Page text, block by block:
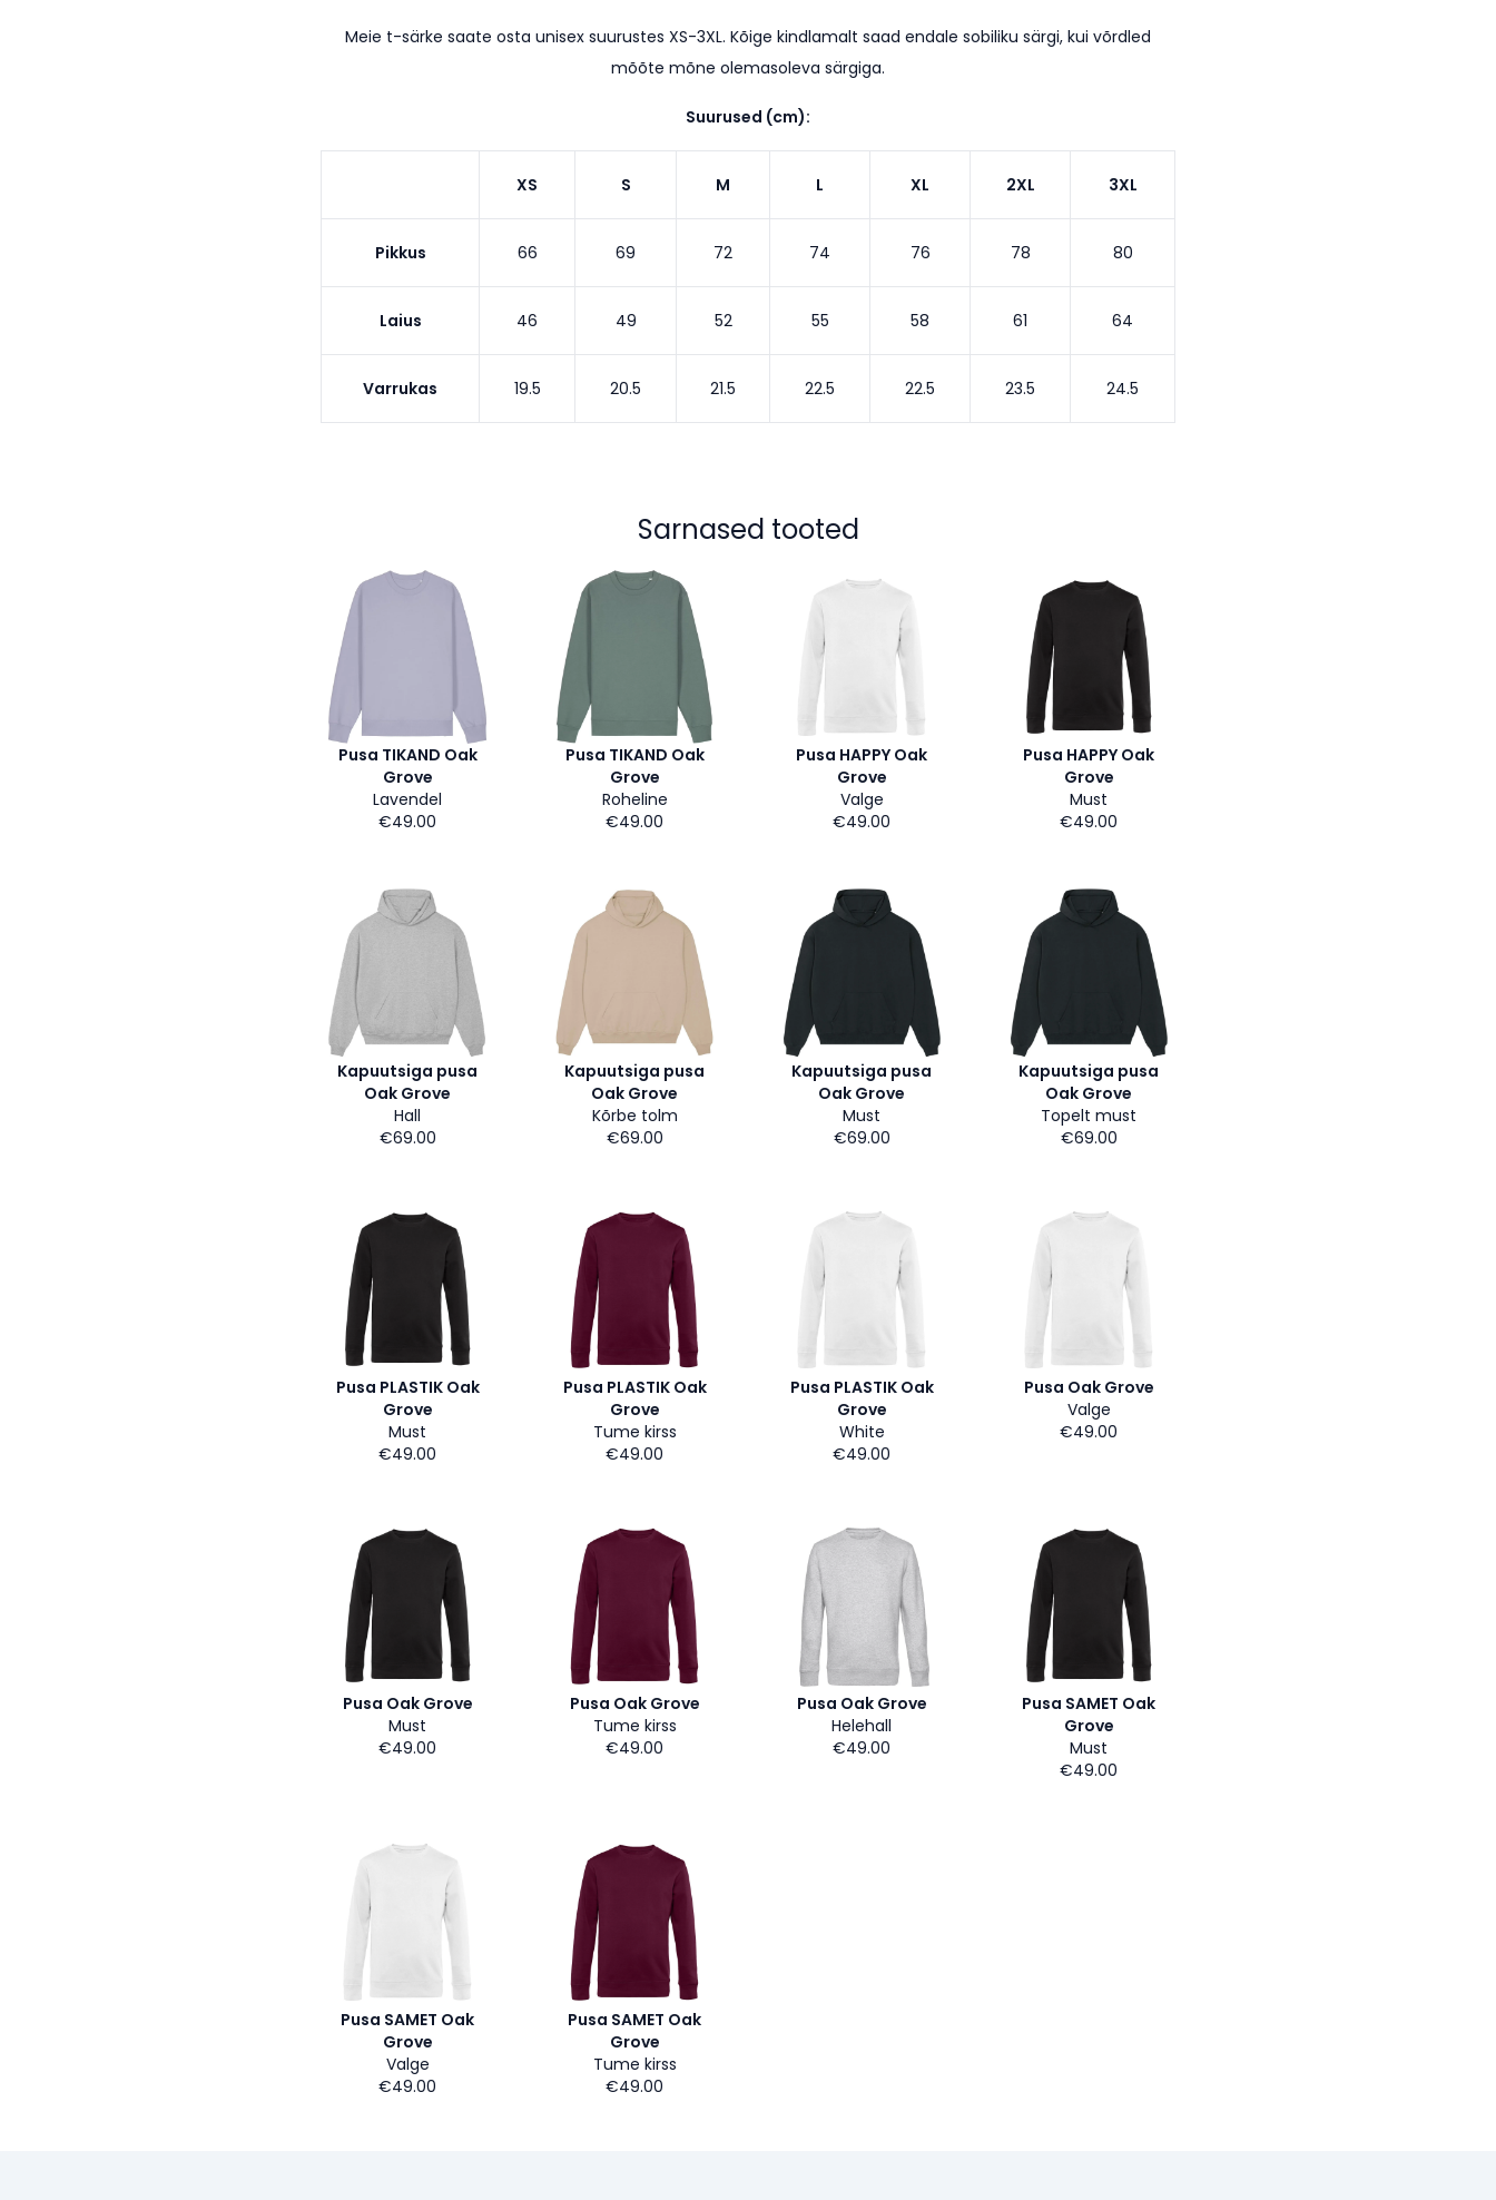
Meie t-särke saate osta unisex suurustes XS-3XL. Kõige kindlamalt saad endale sobiliku särgi, kui võrdled
mõõte mõne olemasoleva särgiga.
Suurused (cm):
XS S M L XL 2XL 3XL
Pikkus 66 69 72 74 76 78 80
Laius 46 49 52 55 58 61 64
Varrukas 19.5 20.5 21.5 22.5 22.5 23.5 24.5
Sarnased tooted
Pusa TIKAND Oak
Grove
Lavendel
€49.00
Pusa TIKAND Oak
Grove
Roheline
€49.00
Pusa HAPPY Oak
Grove
Valge
€49.00
Pusa HAPPY Oak
Grove
Must
€49.00
Kapuutsiga pusa
Oak Grove
Hall
€69.00
Kapuutsiga pusa
Oak Grove
Kõrbe tolm
€69.00
Kapuutsiga pusa
Oak Grove
Must
€69.00
Kapuutsiga pusa
Oak Grove
Topelt must
€69.00
Pusa PLASTIK Oak
Grove
Must
€49.00
Pusa PLASTIK Oak
Grove
Tume kirss
€49.00
Pusa PLASTIK Oak
Grove
White
€49.00
Pusa Oak Grove
Valge
€49.00
Pusa Oak Grove
Must
€49.00
Pusa Oak Grove
Tume kirss
€49.00
Pusa Oak Grove
Helehall
€49.00
Pusa SAMET Oak
Grove
Must
€49.00
Pusa SAMET Oak
Grove
Valge
€49.00
Pusa SAMET Oak
Grove
Tume kirss
€49.00